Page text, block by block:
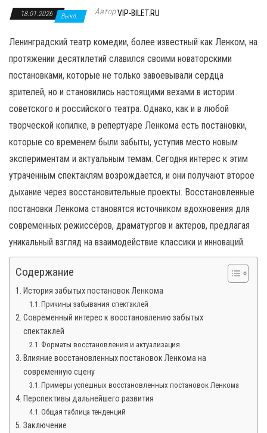
а
18.01.2026 Выкл. АвторVIP-BILET.RU
Ленинградский театр комедии, более известный как Ленком, на
протяжении десятилетий славился своими новаторскими
постановками, которые не только завоевывали сердца
зрителей, но и становились настоящими вехами в истории
советского и российского театра. Однако, как и в любой
творческой копилке, в репертуаре Ленкома есть постановки,
которые со временем были забыты, уступив место новым
экспериментам и актуальным темам. Сегодня интерес к этим
утраченным спектаклям возрождается, и они получают второе
дыхание через восстановительные проекты. Восстановленные
постановки Ленкома становятся источником вдохновения для
современных режиссёров, драматургов и актеров, предлагая
уникальный взгляд на взаимодействие классики и инноваций.
Содержание
История забытых постановок Ленкома
Причины забывания спектаклей
Современный интерес к восстановлению забытых
спектаклей
Форматы восстановления и актуализация
Влияние восстановленных постановок Ленкома на
современную сцену
Примеры успешных восстановленных постановок Ленкома
Перспективы дальнейшего развития
Общая таблица тенденций
Заключение